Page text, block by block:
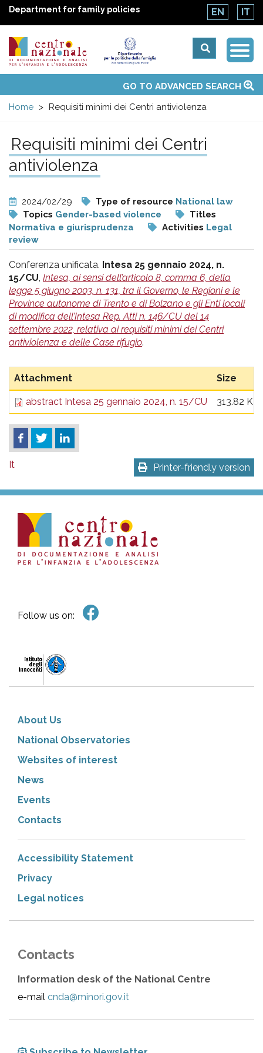
Department for family policies EN IT
Centro
nazionale
di
Documentazione
e
analisi
pr
l'infanzia
e
l'adolescenza
menuTopics
Activities
UN Convention
National ObservatoriesGO TO ADVANCED SEARCH
Home
Requisiti minimi dei Centri antiviolenza
Requisiti minimi dei Centri
antiviolenza
2024/02/29 Type of resource National law
Topics Gender-based violence
Titles
Normativa e giurisprudenza
Activities Legal
review
Conferenza unificata. Intesa 25 gennaio 2024, n.
15/CU, Intesa, ai sensi dell’articolo 8, comma 6, della
legge 5 giugno 2003, n. 131, tra il Governo, le Regioni e le
Province autonome di Trento e di Bolzano e gli Enti locali
di modifica dell’Intesa Rep. Atti n. 146/CU del 14
settembre 2022, relativa ai requisiti minimi dei Centri
antiviolenza e delle Case rifugio.
Attachment Size
abstract Intesa 25 gennaio 2024, n. 15/CU 313.82 KB
Printer-friendly version
It
Follow us on:
About Us
National Observatories
Websites of interest
News
Events
Contacts
Accessibility Statement
Privacy
Legal notices
Contacts
Information desk of the National Centre
e-mail cnda@minori.gov.it